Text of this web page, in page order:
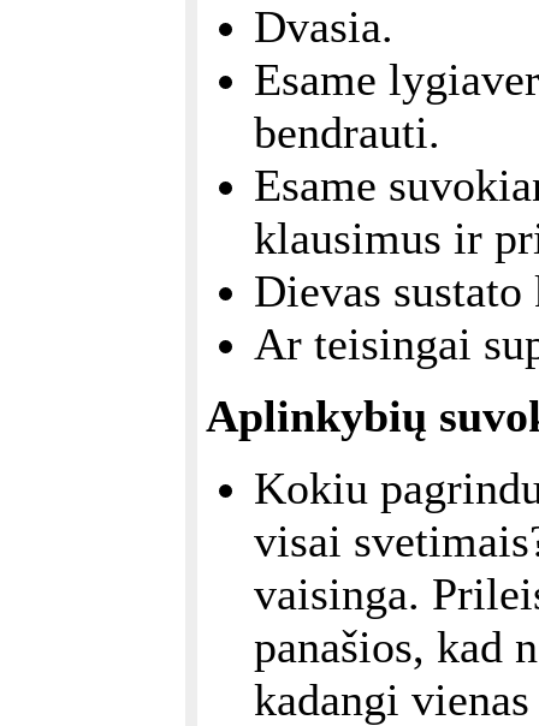
Dvasia.
Esame
bendrauti.
Esame
klausimus ir
Dievas
Ar teisingai
Aplinkybių
Kokiu
visai
vaisinga.
panašios, kad
kadangi